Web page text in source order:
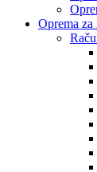
Oprema za